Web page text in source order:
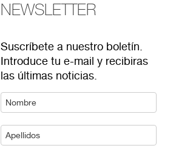
NEWSLETTER
Suscríbete a nuestro boletín.
Introduce tu e-mail y recibiras
las últimas noticias.